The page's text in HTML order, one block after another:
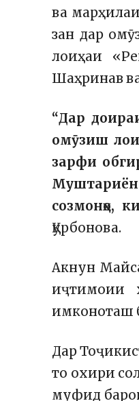
ва
зан дар
лоиҳаи
Шаҳринав
“Дар
омӯзиш
зарфи
созмонҳо,
Қурбонова.
Акнун
иҷтимоии
имконоташ
Дар
то охири
муфид